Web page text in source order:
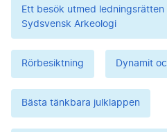
Ett besök utmed ledningsrätten
Sydsvensk Arkeologi
Rörbesiktning Dynamit
Bästa tänkbara julklappen